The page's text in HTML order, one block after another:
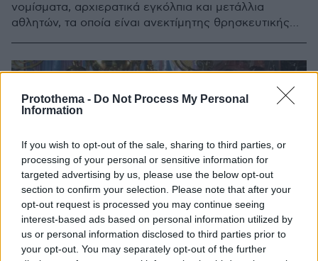
Protothema - Do Not Process My Personal
Information
If you wish to opt-out of the sale, sharing to third parties, or
processing of your personal or sensitive information for
targeted advertising by us, please use the below opt-out
section to confirm your selection. Please note that after your
opt-out request is processed you may continue seeing
interest-based ads based on personal information utilized by
us or personal information disclosed to third parties prior to
your opt-out. You may separately opt-out of the further
νομίσματα, αρχιερατικά εγκόλπια και μετάλλια
αθλητών, τα οποία είναι ανεκτίμητης θρησκευτικής